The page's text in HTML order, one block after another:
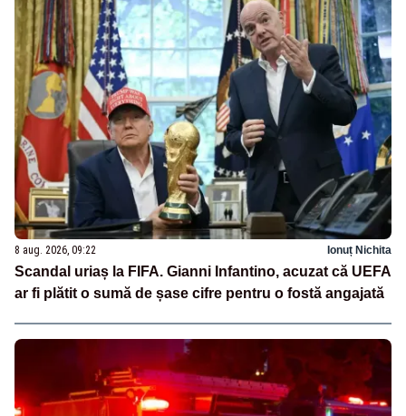
8 aug. 2026, 09:22 Ionuț Nichita
Scandal uriaș la FIFA. Gianni Infantino, acuzat că UEFA
ar fi plătit o sumă de șase cifre pentru o fostă angajată